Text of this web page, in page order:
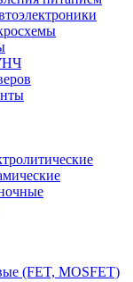
(FET, MOSFET)